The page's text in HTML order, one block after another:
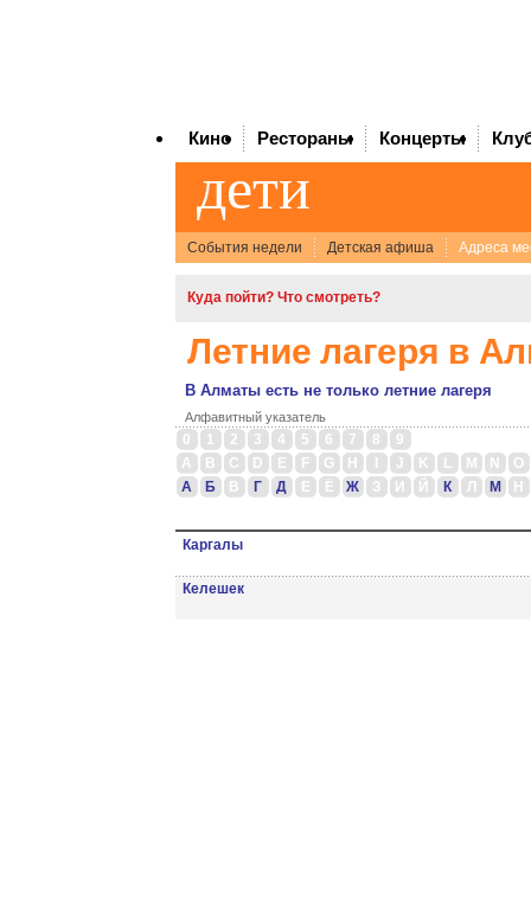
Кино Рестораны Концерты
дети
Cобытия недели Детская афиша Адреса
Куда пойти? Что смотреть?
Летние лагеря в
В Алматы есть не только летние лагеря
Алфавитный указатель
0 1 2 3 4 5 6 7 8
9
A
B C D E F G H J K L M N
O
А
Б В Г Д Е Ё Ж З И Й К Л М Н
Каргалы
Келешек